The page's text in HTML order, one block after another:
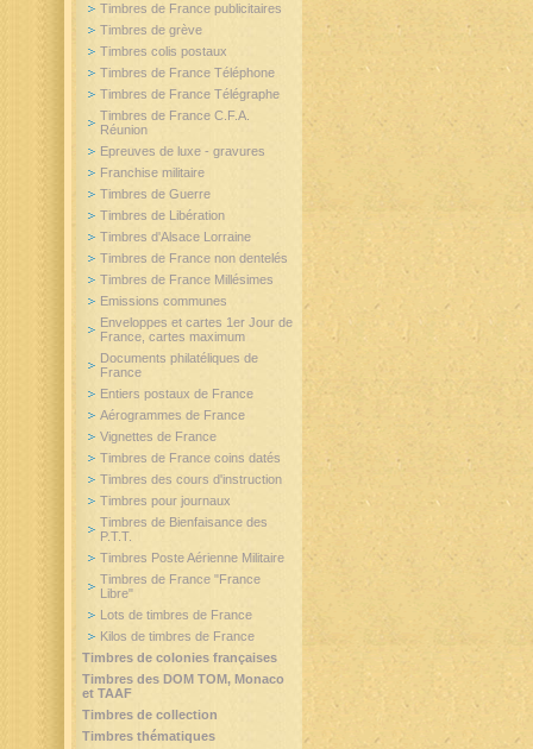
Timbres de France publicitaires
Timbres de grève
Timbres colis postaux
Timbres de France Téléphone
Timbres de France Télégraphe
Timbres de France C.F.A.
Réunion
Epreuves de luxe - gravures
Franchise militaire
Timbres de Guerre
Timbres de Libération
Timbres d'Alsace Lorraine
Timbres de France non dentelés
Timbres de France Millésimes
Emissions communes
Enveloppes et cartes 1er Jour de
France, cartes maximum
Documents philatéliques de
France
Entiers postaux de France
Aérogrammes de France
Vignettes de France
Timbres de France coins datés
Timbres des cours d'instruction
Timbres pour journaux
Timbres de Bienfaisance des
P.T.T.
Timbres Poste Aérienne Militaire
Timbres de France "France
Libre"
Lots de timbres de France
Kilos de timbres de France
Timbres de colonies françaises
Timbres des DOM TOM, Monaco
et TAAF
Timbres de collection
Timbres thématiques